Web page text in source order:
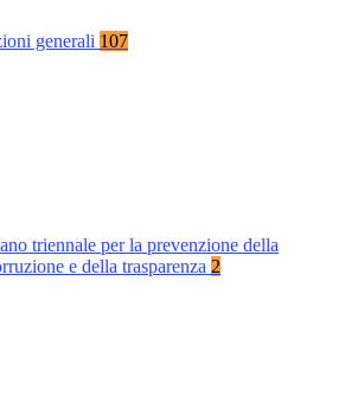
generali 107
triennale per la prevenzione della
e della trasparenza 2